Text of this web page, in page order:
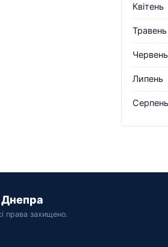
Квітень
Травень
Червень
Липень
Серпень
Днепра
права захищено.